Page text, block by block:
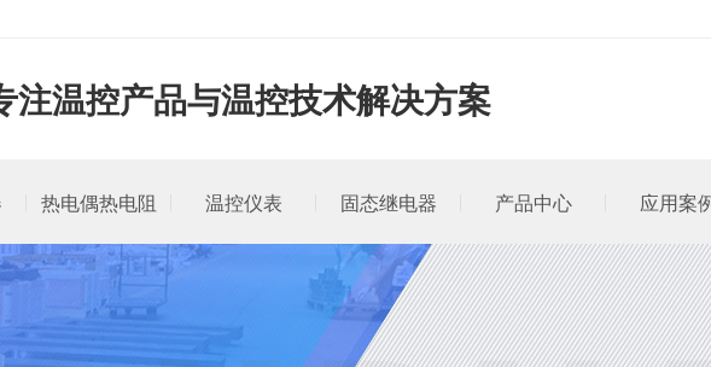
注温控产品与温控技术解决方案
热电偶热电阻 温控仪表 固态继电器 产品中心 应用案